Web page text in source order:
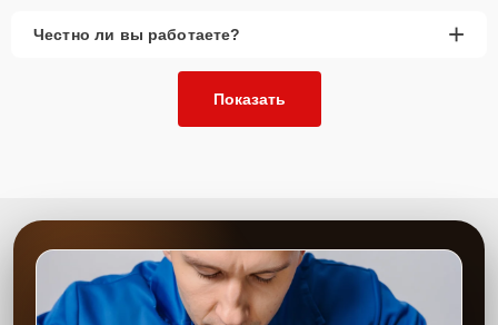
Честно ли вы работаете? +
Показать